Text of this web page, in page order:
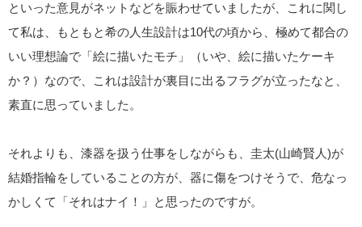
といった意見がネットなどを賑わせていましたが、これに関し
て私は、もともと希の人生設計は10代の頃から、極めて都合の
いい理想論で「絵に描いたモチ」（いや、絵に描いたケーキ
か？）なので、これは設計が裏目に出るフラグが立ったなと、
素直に思っていました。
それよりも、漆器を扱う仕事をしながらも、圭太(山崎賢人)が
結婚指輪をしていることの方が、器に傷をつけそうで、危なっ
かしくて「それはナイ！」と思ったのですが。